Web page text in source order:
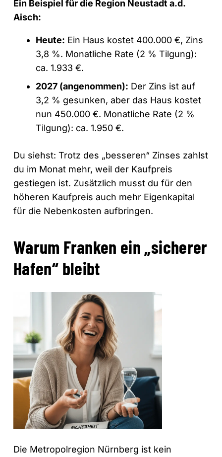
Ein Beispiel für die Region Neustadt a.d.
Aisch:
Heute: Ein Haus kostet 400.000 €, Zins
3,8 %. Monatliche Rate (2 % Tilgung):
ca. 1.933 €.
2027 (angenommen): Der Zins ist auf
3,2 % gesunken, aber das Haus kostet
nun 450.000 €. Monatliche Rate (2 %
Tilgung): ca. 1.950 €.
Du siehst: Trotz des „besseren“ Zinses zahlst
du im Monat mehr, weil der Kaufpreis
gestiegen ist. Zusätzlich musst du für den
höheren Kaufpreis auch mehr Eigenkapital
für die Nebenkosten aufbringen.
Warum Franken ein „sicherer
Hafen“ bleibt
Die Metropolregion Nürnberg ist kein